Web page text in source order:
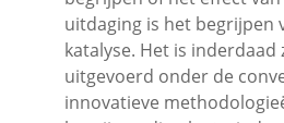
uitdaging is het begrijpen
katalyse. Het is
uitgevoerd onder de
innovatieve